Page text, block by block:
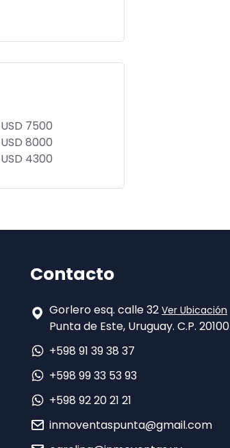
USD 7500
USD 8000
USD 4300
Contacto
Gorlero esq. calle 32 Ver Ubicación
Punta de Este, Uruguay. C.P. 20100
+598 91 39 38 37
+598 99 33 53 93
+598 92 20 21 21
inmoventaspunta@gmail.com